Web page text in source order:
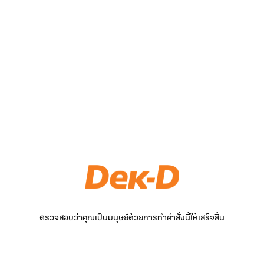
ตรวจสอบว่าคุณเป็นมนุษย์ด้วยการทำคำสั่งนี้ให้เสร็จสิ้น